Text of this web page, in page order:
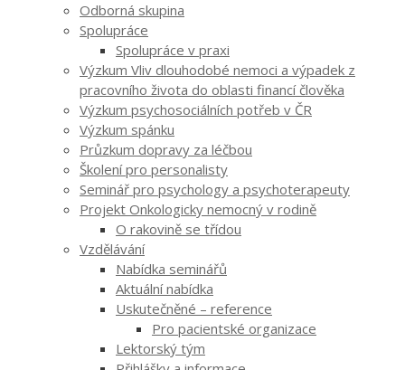
Odborná skupina
Spolupráce
Spolupráce v praxi
Výzkum Vliv dlouhodobé nemoci a výpadek z
pracovního života do oblasti financí člověka
Výzkum psychosociálních potřeb v ČR
Výzkum spánku
Průzkum dopravy za léčbou
Školení pro personalisty
Seminář pro psychology a psychoterapeuty
Projekt Onkologicky nemocný v rodině
O rakovině se třídou
Vzdělávání
Nabídka seminářů
Aktuální nabídka
Uskutečněné – reference
Pro pacientské organizace
Lektorský tým